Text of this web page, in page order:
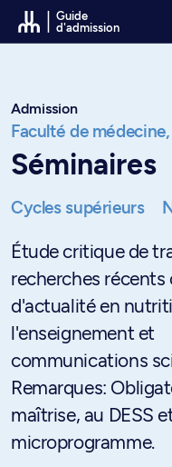
Passer au contenu
Guide
d'admission
Admission
Faculté de médecine,
Séminaires
Cycles supérieurs
Étude critique de
recherches récents
d'actualité en
l'enseignement et
communications
Remarques:
maîtrise, au DESS
microprogramme.